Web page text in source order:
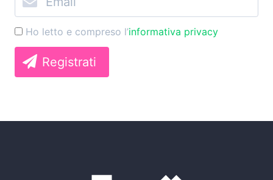
Ho letto e compreso l’informativa privacy
Registrati